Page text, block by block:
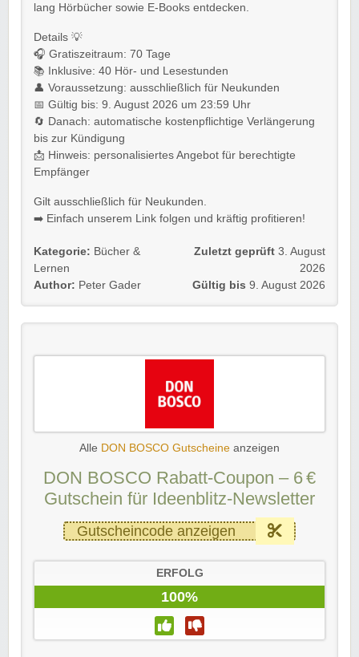
lang Hörbücher sowie E-Books entdecken.
Details 💡
🎧 Gratiszeitraum: 70 Tage
📚 Inklusive: 40 Hör- und Lesestunden
👤 Voraussetzung: ausschließlich für Neukunden
📅 Gültig bis: 9. August 2026 um 23:59 Uhr
🔄 Danach: automatische kostenpflichtige Verlängerung
bis zur Kündigung
📩 Hinweis: personalisiertes Angebot für berechtigte
Empfänger
Gilt ausschließlich für Neukunden.
➡️ Einfach unserem Link folgen und kräftig profitieren!
Kategorie: Bücher &
Lernen
Author: Peter Gader
Zuletzt geprüft 3. August
2026
Gültig bis 9. August 2026
Alle DON BOSCO Gutscheine anzeigen
DON BOSCO Rabatt-Coupon – 6 €
Gutschein für Ideenblitz-Newsletter
Gutscheincode anzeigen
ERFOLG
100%